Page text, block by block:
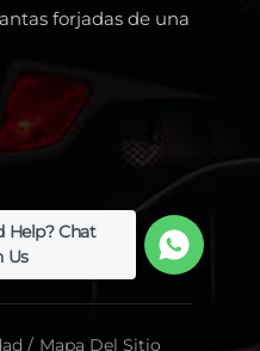
forjadas de una
/ Mapa Del Sitio
Help? Chat
Us